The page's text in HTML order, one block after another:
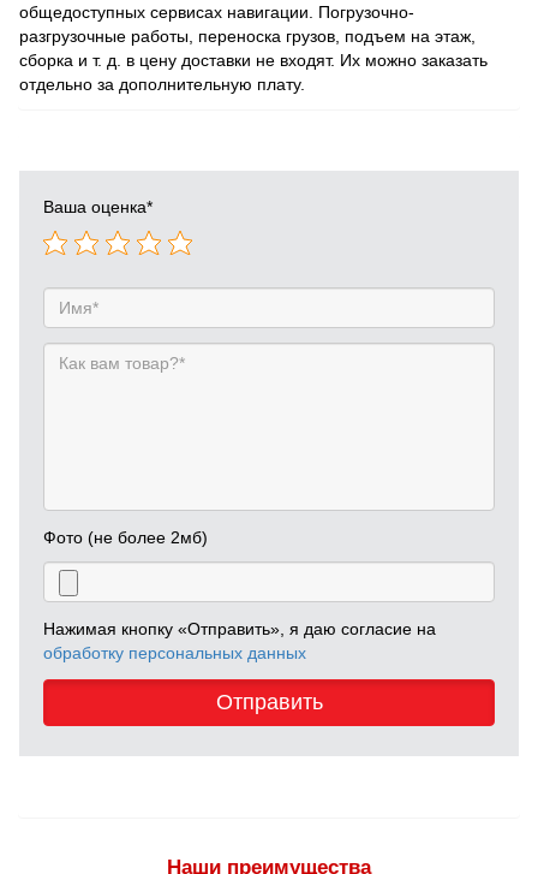
общедоступных сервисах навигации. Погрузочно-
разгрузочные работы, переноска грузов, подъем на этаж,
сборка и т. д. в цену доставки не входят. Их можно заказать
отдельно за дополнительную плату.
Ваша оценка*
Фото (не более 2мб)
Нажимая кнопку «Отправить», я даю согласие на
обработку персональных данных
Отправить
Наши преимущества